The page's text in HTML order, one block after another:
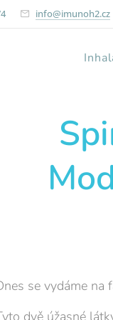
info@imunoh2.cz
se vydáme na
dvě úžasné